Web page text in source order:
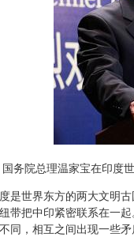
院总理温家宝在印度世
世界东方的两大文明古
带把中印紧密联系在一
同，相互之间出现一些